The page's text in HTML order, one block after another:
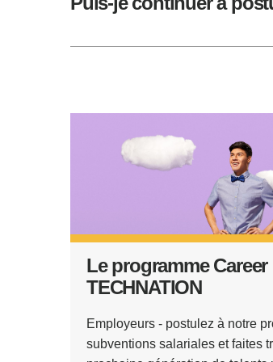
Le programme Career
TECHNATION
Employeurs - postulez à notre
subventions salariales et faites